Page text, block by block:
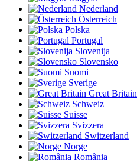
Nederland
Österreich
Polska
Portugal
Slovenija
Slovensko
Suomi
Sverige
Great Britain
Schweiz
Suisse
Svizzera
Switzerland
Norge
România